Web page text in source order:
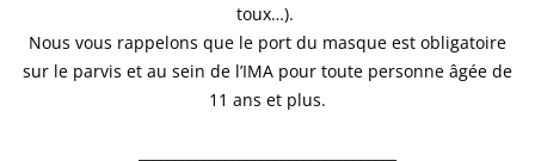
toux…).
Nous vous rappelons que le port du masque est obligatoire
sur le parvis et au sein de l’IMA pour toute personne âgée de
11 ans et plus.